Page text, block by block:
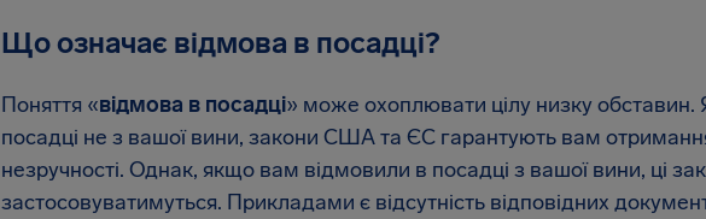
Що означає відмова в посадці?
Поняття «відмова в посадці» може охоплювати цілу низку
посадці не з вашої вини, закони США та ЄС гарантують вам
незручності. Однак, якщо вам відмовили в посадці з вашої вини, ці
застосовуватимуться. Прикладами є відсутність відповідних